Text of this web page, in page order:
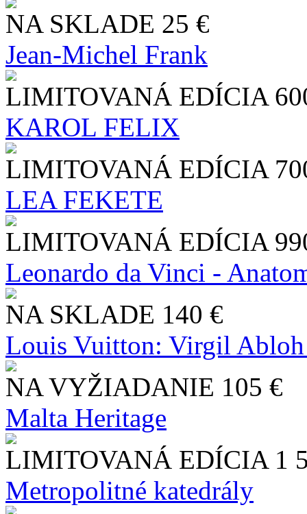
NA SKLADE 25 €
Jean-Michel Frank
LIMITOVANÁ EDÍCIA
KAROL FELIX
LIMITOVANÁ EDÍCIA
LEA FEKETE
LIMITOVANÁ EDÍCIA
Leonardo da Vinci -
NA SKLADE 140 €
Louis Vuitton: Virgil
NA VYŽIADANIE 105 €
Malta Heritage
LIMITOVANÁ EDÍCIA 1
Metropolitné katedrály